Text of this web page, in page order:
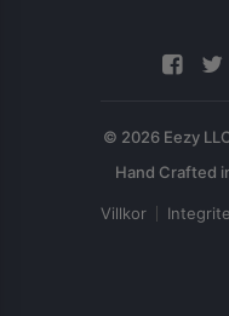
© 2026 Eezy
Villkor